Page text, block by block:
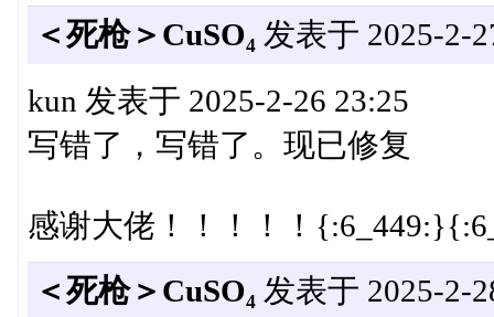
＜死枪＞CuSO₄ 发表于 2025-2-
kun 发表于 2025-2-26 23:25
写错了，写错了。现已修复
感谢大佬！！！！！
＜死枪＞CuSO₄ 发表于 2025-2-